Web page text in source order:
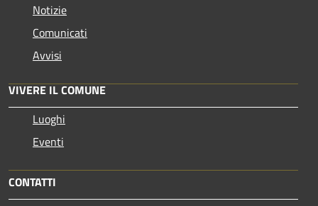
Notizie
Comunicati
Avvisi
VIVERE IL COMUNE
Luoghi
Eventi
CONTATTI